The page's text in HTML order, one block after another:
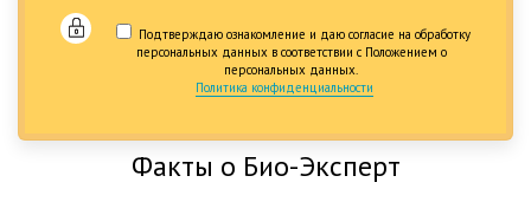
Подтверждаю ознакомление и даю согласие на обработку
персональных данных в соответствии с Положением о
персональных данных.
Политика конфиденциальности
Факты о Био-Эксперт